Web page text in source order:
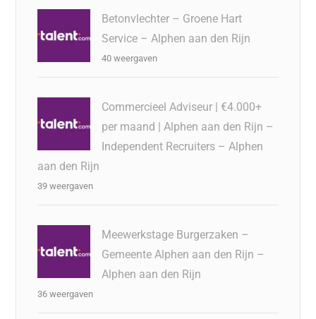
Betonvlechter – Groene Hart
Service – Alphen aan den Rijn
40 weergaven
Commercieel Adviseur | €4.000+
per maand | Alphen aan den Rijn –
Independent Recruiters – Alphen
aan den Rijn
39 weergaven
Meewerkstage Burgerzaken –
Gemeente Alphen aan den Rijn –
Alphen aan den Rijn
36 weergaven